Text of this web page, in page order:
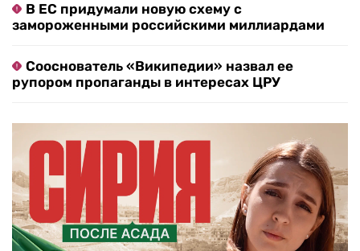
В ЕС придумали новую схему с
замороженными российскими миллиардами
Сооснователь «Википедии» назвал ее
рупором пропаганды в интересах ЦРУ